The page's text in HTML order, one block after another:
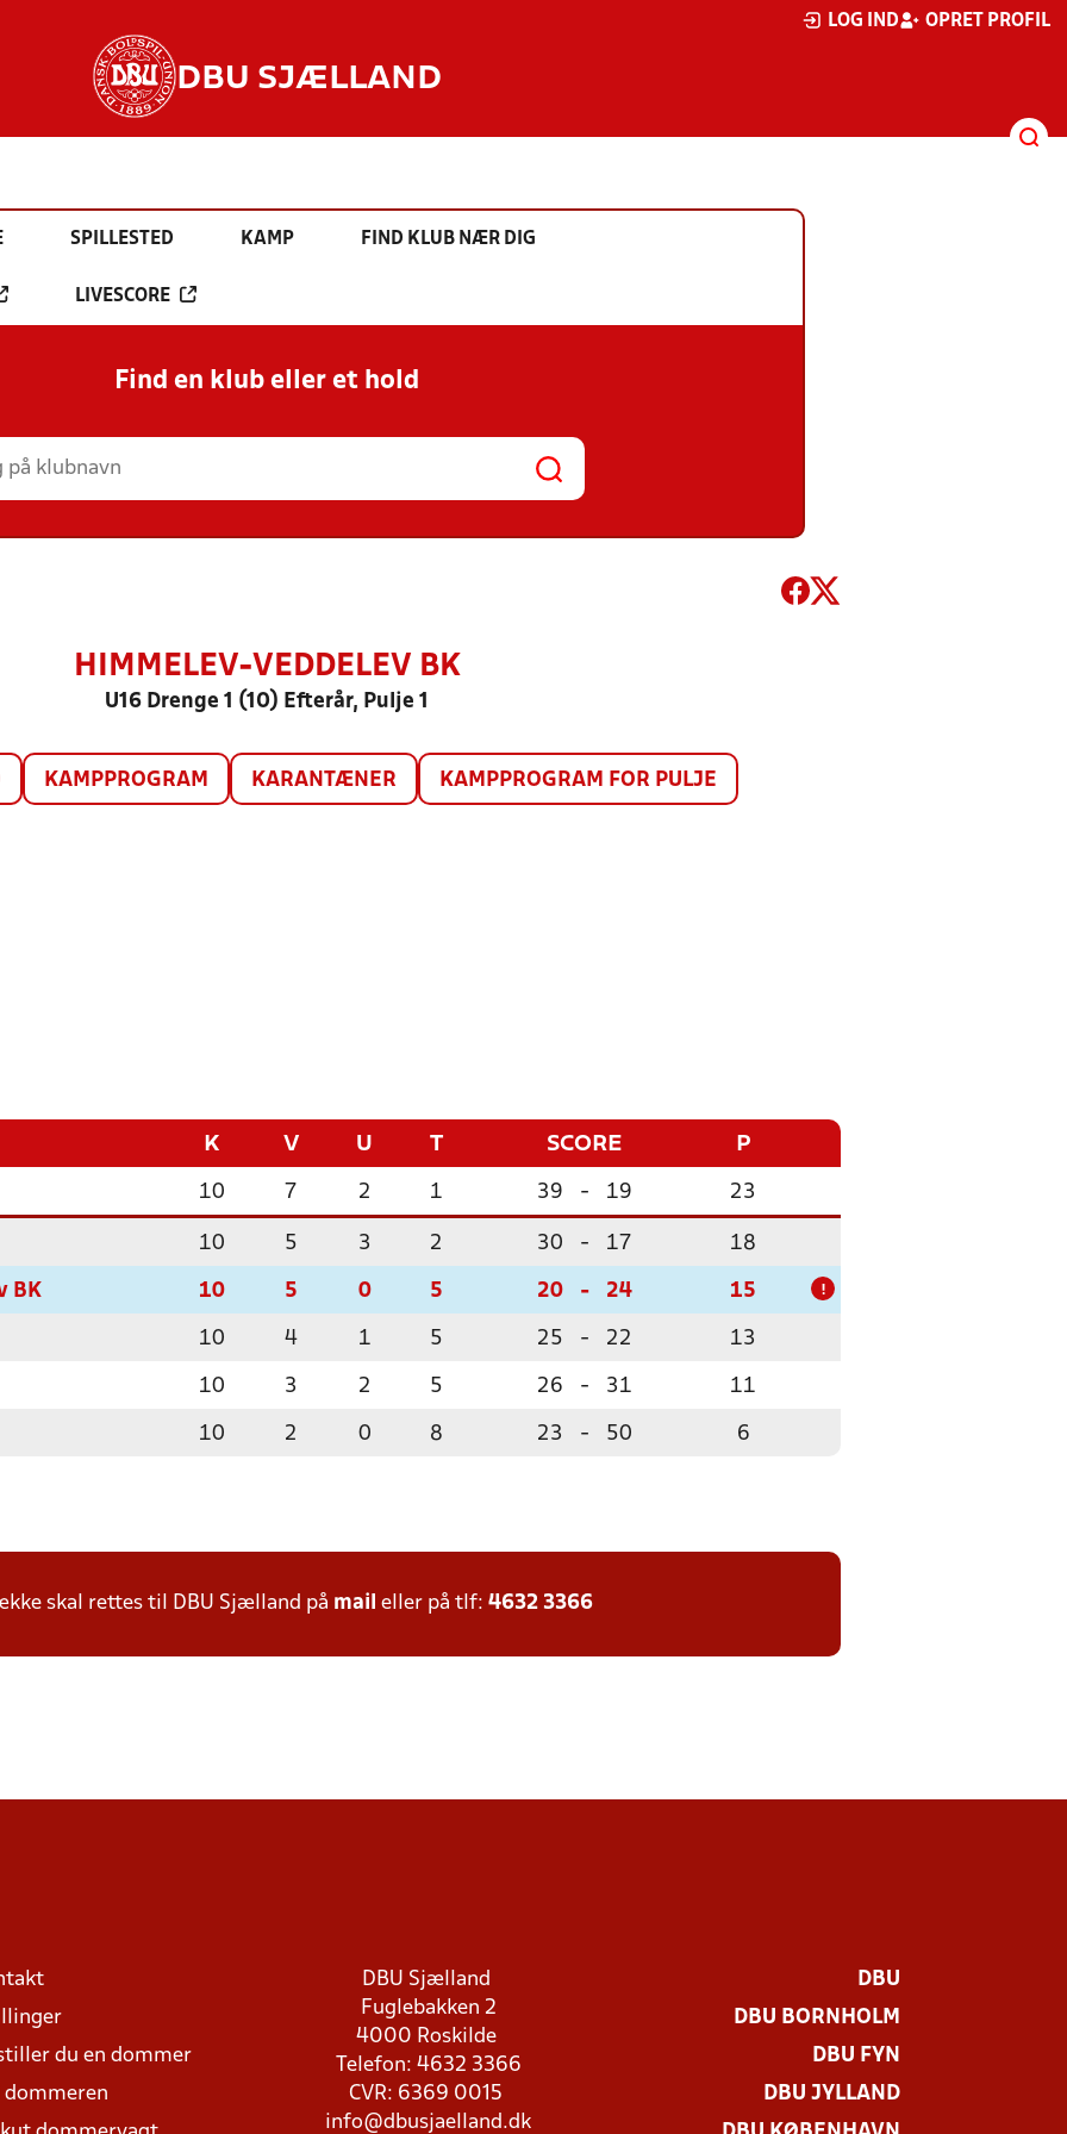
LOG IND OPRET PROFIL
DBU SJÆLLAND
SPILLESTED KAMP FIND KLUB NÆR DIG
LIVESCORE
Find en klub eller et hold
HIMMELEV-VEDDELEV BK
U16 Drenge 1 (10) Efterår, Pulje 1
KAMPPROGRAM KARANTÆNER KAMPPROGRAM FOR PULJE
K V U T SCORE P
10 7 2 1 39 - 19 23
10 5 3 2 30 - 17 18
BK 10 5 0 5 20 - 24 15 !
10 4 1 5 25 - 22 13
10 3 2 5 26 - 31 11
10 2 0 8 23 - 50 6
skal rettes til DBU Sjælland på mail eller på tlf: 4632 3366
du en dommer
dommeren
DBU Sjælland
Fuglebakken 2
4000 Roskilde
Telefon: 4632 3366
CVR: 6369 0015
info@dbusjaelland.dk
DBU
DBU BORNHOLM
DBU FYN
DBU JYLLAND